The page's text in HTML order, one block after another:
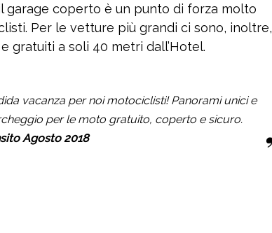
garage coperto è un punto di forza molto
Per le vetture più grandi ci sono, inoltre,
gratuiti a soli 40 metri dall’Hotel.
vacanza per noi motociclisti! Panorami unici e
per le moto gratuito, coperto e sicuro.
Agosto 2018